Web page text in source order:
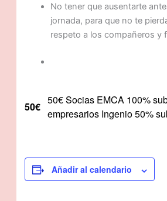
No tener que ausentarte
jornada, para que no te
respeto a los compañeros y
50€
50€ Socias EMCA 100%
empresarios Ingenio 50%
Añadir al calendario